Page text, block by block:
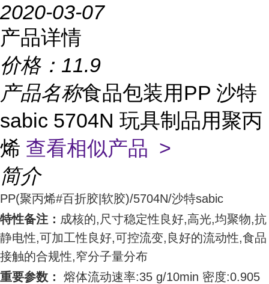
2020-03-07
产品详情
价格： 11.9
产品名称食品包装用PP 沙特
sabic 5704N 玩具制品用聚丙
烯 查看相似产品 >
简介
PP(聚丙烯#百折胶|软胶)/5704N/沙特sabic
特性备注： 成核的,尺寸稳定性良好,高光,均聚物,抗
静电性,可加工性良好,可控流变,良好的流动性,食品
接触的合规性,窄分子量分布
重要参数：
熔体流动速率:35 g/10min 密度:0.905